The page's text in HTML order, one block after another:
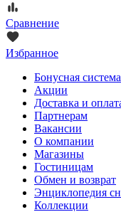
Сравнение
Избранное
Бонусная система
Акции
Доставка и
Партнерам
Вакансии
О компании
Магазины
Гостиницам
Обмен и возврат
Энциклопедия
Коллекции